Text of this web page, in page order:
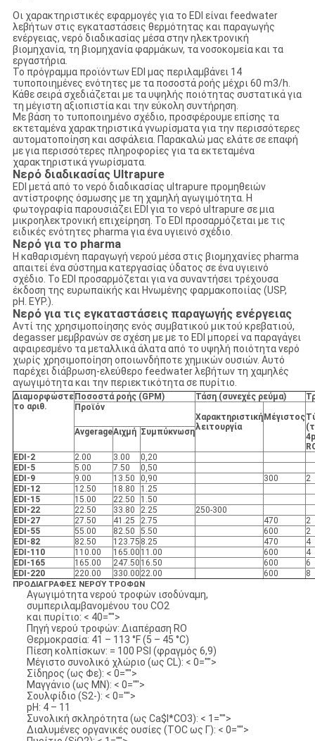
Οι χαρακτηριστικές εφαρμογές για το EDI είναι feedwater
λεβήτων στις εγκαταστάσεις θερμότητας και παραγωγής
ενέργειας, νερό διαδικασίας μέσα στην ηλεκτρονική
βιομηχανία, τη βιομηχανία φαρμάκων, τα νοσοκομεία και τα
εργαστήρια.
Το πρόγραμμα προϊόντων EDI μας περιλαμβάνει 14
τυποποιημένες ενότητες με τα ποσοστά ροής μέχρι 60 m3/h.
Κάθε σειρά σχεδιάζεται με τα υψηλής ποιότητας συστατικά για
τη μέγιστη αξιοπιστία και την εύκολη συντήρηση.
Με βάση το τυποποιημένο σχέδιο, προσφέρουμε επίσης τα
εκτεταμένα χαρακτηριστικά γνωρίσματα για την περισσότερες
αυτοματοποίηση και ασφάλεια. Παρακαλώ μας ελάτε σε επαφή
με για περισσότερες πληροφορίες για τα εκτεταμένα
χαρακτηριστικά γνωρίσματα.
Νερό διαδικασίας Ultrapure
EDI μετά από το νερό διαδικασίας ultrapure προμηθειών
αντίστροφης όσμωσης με τη χαμηλή αγωγιμότητα. Η
φωτογραφία παρουσιάζει EDI για το νερό ultrapure σε μια
μικροηλεκτρονική επιχείρηση. Το EDI προσαρμόζεται με τις
ειδικές ενότητες pharma για ένα υγιεινό σχέδιο.
Νερό για το pharma
Η καθαρισμένη παραγωγή νερού μέσα στις βιομηχανίες pharma
απαιτεί ένα σύστημα κατεργασίας ύδατος σε ένα υγιεινό
σχέδιο. Το EDI προσαρμόζεται για να συναντήσει τρέχουσα
έκδοση της ευρωπαϊκής και Ηνωμένης φαρμακοποιίας (USP,
pH. ΕΥΡ.).
Νερό για τις εγκαταστάσεις παραγωγής ενέργειας
Αντί της χρησιμοποίησης ενός συμβατικού μικτού κρεβατιού,
degasser μεμβρανών σε σχέση με με το EDI μπορεί να παραγάγει
αφαιρεσμένο τα μεταλλικά άλατα από το υψηλή ποιότητα νερό
χωρίς χρησιμοποίηση οποιωνδήποτε χημικών ουσιών. Αυτό
παρέχει διάβρωση-ελεύθερο feedwater λεβήτων τη χαμηλές
αγωγιμότητα και την περιεκτικότητα σε πυρίτιο.
Διαμορφώστε
το αριθ.
Ποσοστά ροής (GPM) Τάση (συνεχές ρεύμα)
Προϊόν
Χαρακτηριστική
λειτουργία
Μέγιστος
AvgerageΑιχμή Συμπύκνωση
EDI-2 2.00 3.00
0,20
EDI-5
5.00 7.50
0,50
EDI-9
9.00 13.50 0,90 300
2
EDI-12
12.50 18.80
1.25
EDI-15
15.00 22.50
1.50
EDI-22
22.50 33.80 2.25
250-300
EDI-27
27.50 41.25 2.75 470
2
EDI-55
55.00 82.50 5.50 600
2
EDI-82
82.50 123.75 8.25 470
4
EDI-110
110.00 165.00 11.00 600
4
EDI-165
165.00 247.50 16.50 600
6
EDI-220
220.00 330.00 22.00 600
8
ΠΡΟΔΙΑΓΡΑΦΕΣ ΝΕΡΟΎ ΤΡΟΦΩΝ
Αγωγιμότητα νερού τροφών ισοδύναμη,
συμπεριλαμβανομένου του CO2
και πυρίτιο: < 40="">
Πηγή νερού τροφών: Διαπέραση RO
Θερμοκρασία: 41 – 113 °F (5 – 45 °C)
Πίεση κολπίσκων: = 100 PSI (φραγμός 6,9)
Μέγιστο συνολικό χλώριο (ως CL): < 0="">
Σίδηρος (ως Φε): < 0="">
Μαγγάνιο (ως ΜΝ): < 0="">
Σουλφίδιο (S2-): < 0="">
pH: 4 – 11
Συνολική σκληρότητα (ως Ca$l*CO3): < 1="">
Διαλυμένες οργανικές ουσίες (TOC ως Γ): < 0="">